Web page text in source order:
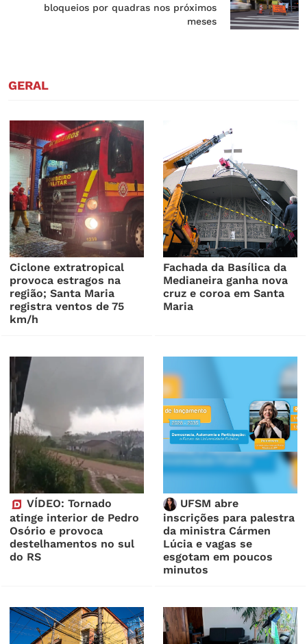
bloqueios por quadras nos próximos
meses
GERAL
Ciclone extratropical
provoca estragos na
região; Santa Maria
registra ventos de 75
km/h
Fachada da Basílica da
Medianeira ganha nova
cruz e coroa em Santa
Maria
VÍDEO: Tornado
atinge interior de Pedro
Osório e provoca
destelhamentos no sul
do RS
UFSM abre
inscrições para palestra
da ministra Cármen
Lúcia e vagas se
esgotam em poucos
minutos